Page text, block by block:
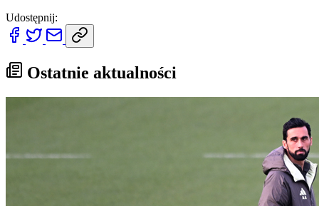
Udostępnij:
Ostatnie aktualności